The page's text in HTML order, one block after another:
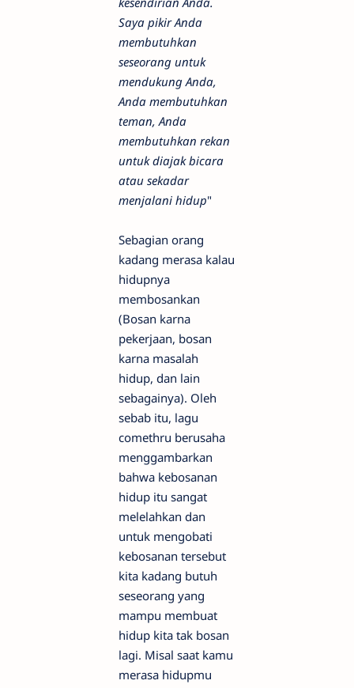
Saya pikir Anda
membutuhkan
seseorang untuk
mendukung Anda,
Anda membutuhkan
teman, Anda
membutuhkan rekan
untuk diajak bicara
atau sekadar
menjalani hidup"
Sebagian orang
kadang merasa kalau
hidupnya
membosankan
(Bosan karna
pekerjaan, bosan
karna masalah
hidup, dan lain
sebagainya). Oleh
sebab itu, lagu
comethru berusaha
menggambarkan
bahwa kebosanan
hidup itu sangat
melelahkan dan
untuk mengobati
kebosanan tersebut
kita kadang butuh
seseorang yang
mampu membuat
hidup kita tak bosan
lagi. Misal saat kamu
merasa hidupmu